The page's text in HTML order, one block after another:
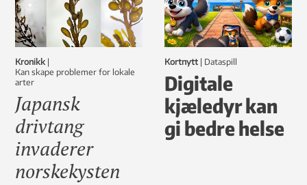
Kronikk |
Kan skape problemer for lokale
arter
Japansk
drivtang
invaderer
norskekysten
Kortnytt | dataspill
Digitale
kjæledyr kan
gi bedre helse